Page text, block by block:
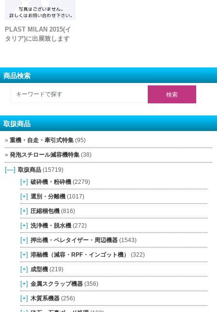
PLAST MILAN 2015(イ
タリア)に出展致します
商品検索
取扱商品
重機・自走・牽引式特集 (95)
発泡スチロール減容機特集 (38)
[—] 取扱商品 (15719)
[+] 破砕機・粉砕機 (2279)
[+] 選別・分離機 (1017)
[+] 圧縮梱包機 (816)
[+] 洗浄機・脱水機 (272)
[+] 押出機・ペレタイザー・周辺機器 (1543)
[+] 溶融機（減容・RPF・インゴット機） (322)
[+] 成型機 (219)
[+] 金属スクラップ機器 (356)
[+] 木質系機器 (256)